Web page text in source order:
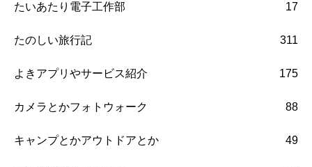
たいあたり電子工作部 17
たのしい旅行記 311
よきアプリやサービス紹介 175
カメラとかフォトウォーク 88
キャンプとかアウトドアとか 49